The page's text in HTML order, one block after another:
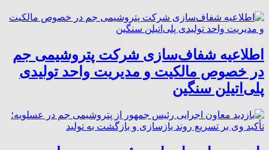
اطلاعیه شفاف‌سازی شرکت پتروشیمی جم
در خصوص مالکیت و مدیریت واحد تولیدی
پلی‌اتیلن سنگین